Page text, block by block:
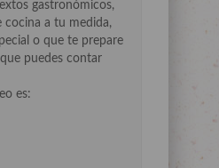
gastronómicos,
cocina a tu medida,
o que te prepare
puedes contar
es: